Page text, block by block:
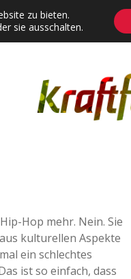
Dropdown-Menü öffnen
Hop mehr. Nein. Sie
kulturellen Aspekte
ein schlechtes
ist so einfach, dass
zu bieten.
sie ausschalten.